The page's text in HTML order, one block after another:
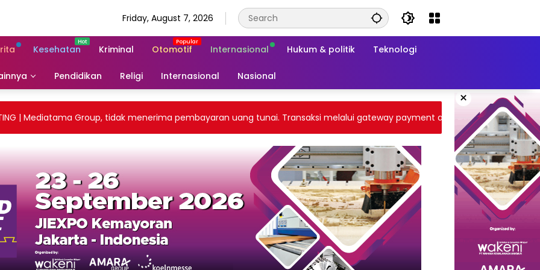
Friday, August 7, 2026
Kesehatan Kriminal Otomotif Internasional Hukum & politik Teknologi
Pendidikan Religi Internasional Nasional
×
| Mediatama Group, tidak menerima pembayaran uang tunai. Transaksi melalui gateway payment atau tranfer bank BCA